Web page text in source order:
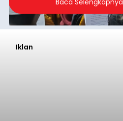
Baca Selengkapnya
Iklan